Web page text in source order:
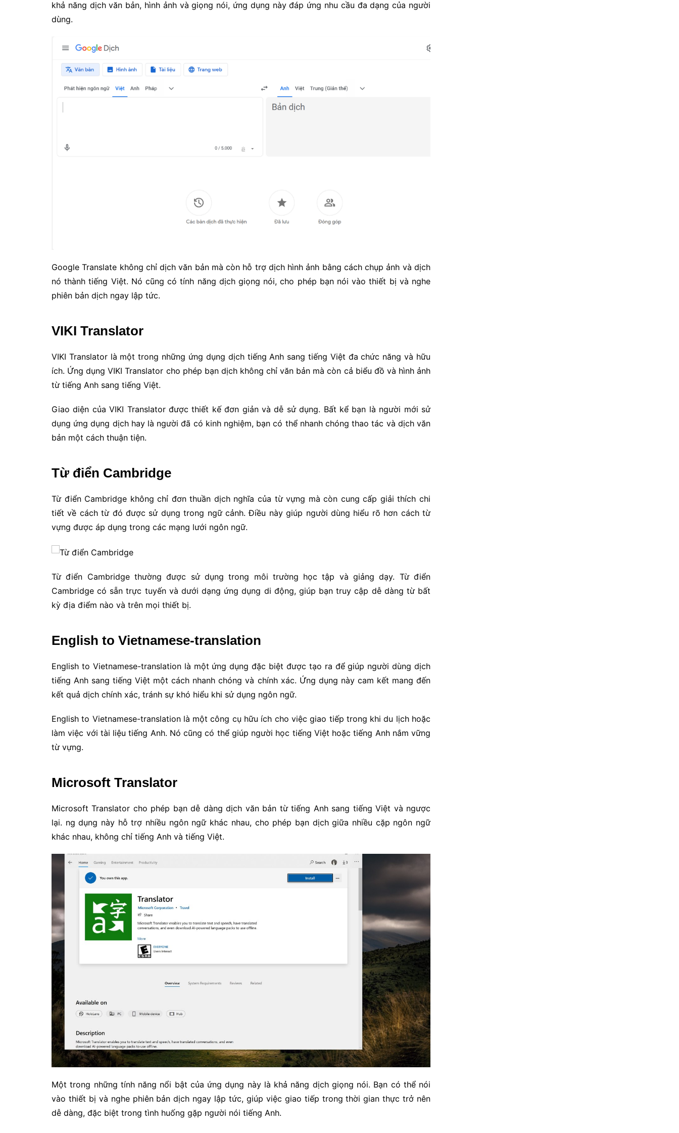
khả năng dịch văn bản, hình ảnh và giọng nói, ứng dụng này đáp ứng nhu cầu đa dạng của người
dùng.
Google Translate không chỉ dịch văn bản mà còn hỗ trợ dịch hình ảnh bằng cách chụp ảnh và dịch
nó thành tiếng Việt. Nó cũng có tính năng dịch giọng nói, cho phép bạn nói vào thiết bị và nghe
phiên bản dịch ngay lập tức.
VIKI Translator
VIKI Translator là một trong những ứng dụng dịch tiếng Anh sang tiếng Việt đa chức năng và hữu
ích. Ứng dụng VIKI Translator cho phép bạn dịch không chỉ văn bản mà còn cả biểu đồ và hình ảnh
từ tiếng Anh sang tiếng Việt.
Giao diện của VIKI Translator được thiết kế đơn giản và dễ sử dụng. Bất kể bạn là người mới sử
dụng ứng dụng dịch hay là người đã có kinh nghiệm, bạn có thể nhanh chóng thao tác và dịch văn
bản một cách thuận tiện.
Từ điển Cambridge
Từ điển Cambridge không chỉ đơn thuần dịch nghĩa của từ vựng mà còn cung cấp giải thích chi
tiết về cách từ đó được sử dụng trong ngữ cảnh. Điều này giúp người dùng hiểu rõ hơn cách từ
vựng được áp dụng trong các mạng lưới ngôn ngữ.
Từ điển Cambridge thường được sử dụng trong môi trường học tập và giảng dạy. Từ điển
Cambridge có sẵn trực tuyến và dưới dạng ứng dụng di động, giúp bạn truy cập dễ dàng từ bất
kỳ địa điểm nào và trên mọi thiết bị.
English to Vietnamese-translation
English to Vietnamese-translation là một ứng dụng đặc biệt được tạo ra để giúp người dùng dịch
tiếng Anh sang tiếng Việt một cách nhanh chóng và chính xác. Ứng dụng này cam kết mang đến
kết quả dịch chính xác, tránh sự khó hiểu khi sử dụng ngôn ngữ.
English to Vietnamese-translation là một công cụ hữu ích cho việc giao tiếp trong khi du lịch hoặc
làm việc với tài liệu tiếng Anh. Nó cũng có thể giúp người học tiếng Việt hoặc tiếng Anh nắm vững
từ vựng.
Microsoft Translator
Microsoft Translator cho phép bạn dễ dàng dịch văn bản từ tiếng Anh sang tiếng Việt và ngược
lại. ng dụng này hỗ trợ nhiều ngôn ngữ khác nhau, cho phép bạn dịch giữa nhiều cặp ngôn ngữ
khác nhau, không chỉ tiếng Anh và tiếng Việt.
Một trong những tính năng nổi bật của ứng dụng này là khả năng dịch giọng nói. Bạn có thể nói
vào thiết bị và nghe phiên bản dịch ngay lập tức, giúp việc giao tiếp trong thời gian thực trở nên
dễ dàng, đặc biệt trong tình huống gặp người nói tiếng Anh.